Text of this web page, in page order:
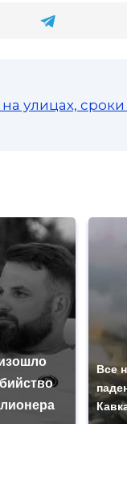
улицах,
Все